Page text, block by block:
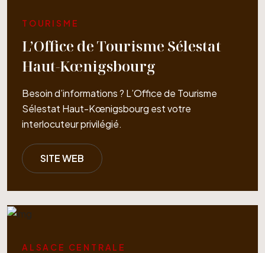
TOURISME
L’Office de Tourisme Sélestat
Haut-Kœnigsbourg
Besoin d’informations ? L’Office de Tourisme
Sélestat Haut-Kœnigsbourg est votre
interlocuteur privilégié.
SITE WEB
ALSACE CENTRALE